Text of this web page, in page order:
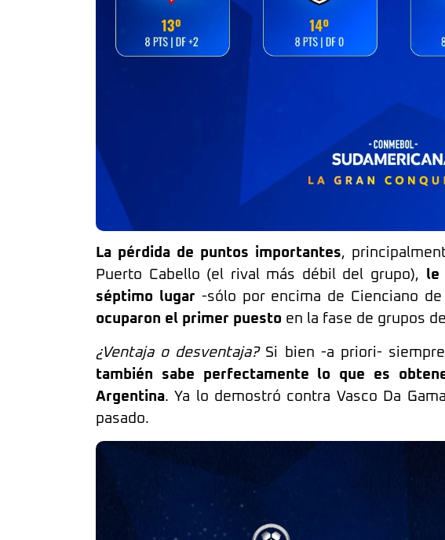
La pérdida de puntos importantes,
Puerto Cabello (el rival más débil del grupo), le
séptimo lugar-sólo por encima de Cienciano de
ocuparon el primer puesto en la fase de grupos
¿Ventaja o desventaja?Si bien -a priori-
también sabe perfectamente lo que es
Argentina. Ya lo demostró contra Vasco Da
pasado.